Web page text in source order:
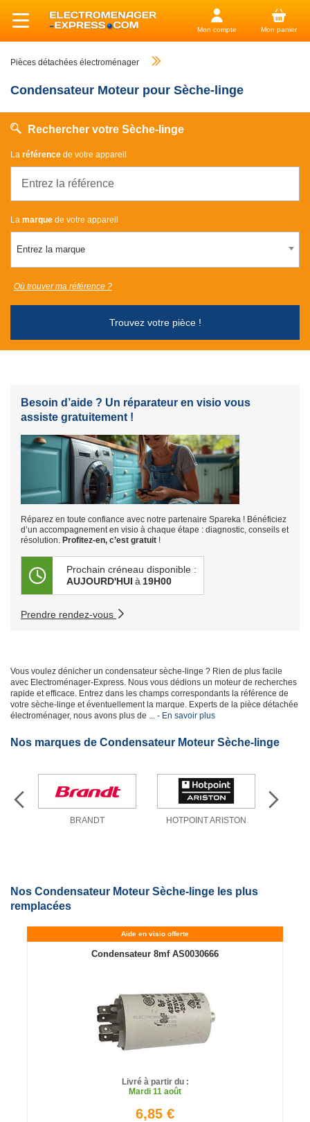
Mon compte Mon panier
Pièces détachées électroménager
Condensateur Moteur pour Sèche-linge
Rechercher votre Sèche-linge
La référence de votre appareil
La marque de votre appareil
Entrez la marque
Trouvez votre pièce !
Où trouver ma référence ?
Besoin d’aide ? Un réparateur en visio vous
assiste gratuitement !
Réparez en toute confiance avec notre partenaire Spareka ! Bénéficiez
d’un accompagnement en visio à chaque étape : diagnostic, conseils et
résolution. Profitez-en, c’est gratuit !
Prochain créneau disponible :
AUJOURD'HUI à 19H00
Prendre rendez-vous
Vous voulez dénicher un condensateur sèche-linge ? Rien de plus facile
avec Electroménager-Express. Nous vous dédions un moteur de recherches
rapide et efficace. Entrez dans les champs correspondants la référence de
votre sèche-linge et éventuellement la marque. Experts de la pièce détachée
électroménager, nous avons plus de ... - En savoir plus
Nos marques de Condensateur Moteur Sèche-linge
BRANDT HOTPOINT ARISTON
Nos Condensateur Moteur Sèche-linge les plus
remplacées
Aide en visio offerte
Condensateur 8mf AS0030666
Livré à partir du :
Mardi 11 août
6,85 €